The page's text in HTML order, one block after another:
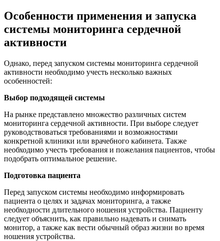
Особенности применения и запуска
системы мониторинга сердечной
активности
Однако, перед запуском системы мониторинга сердечной
активности необходимо учесть несколько важных
особенностей:
Выбор подходящей системы
На рынке представлено множество различных систем
мониторинга сердечной активности. При выборе следует
руководствоваться требованиями и возможностями
конкретной клиники или врачебного кабинета. Также
необходимо учесть требования и пожелания пациентов, чтобы
подобрать оптимальное решение.
Подготовка пациента
Перед запуском системы необходимо информировать
пациента о целях и задачах мониторинга, а также
необходности длительного ношения устройства. Пациенту
следует объяснить, как правильно надевать и снимать
монитор, а также как вести обычный образ жизни во время
ношения устройства.